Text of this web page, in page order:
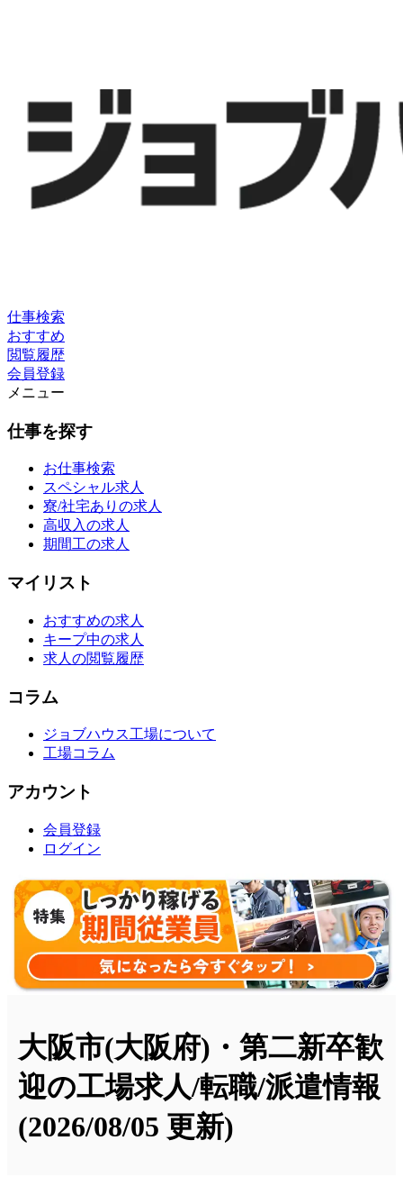
仕事検索
おすすめ
閲覧履歴
会員登録
メニュー
仕事を探す
お仕事検索
スペシャル求人
寮/社宅ありの求人
高収入の求人
期間工の求人
マイリスト
おすすめの求人
キープ中の求人
求人の閲覧履歴
コラム
ジョブハウス工場について
工場コラム
アカウント
会員登録
ログイン
大阪市(大阪府)・第二新卒歓
迎の工場求人/転職/派遣情報
(2026/08/05 更新)